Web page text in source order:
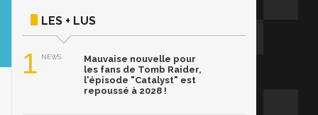
LES + LUS
1 NEWS
Mauvaise nouvelle pour
les fans de Tomb Raider,
l'épisode "Catalyst" est
repoussé à 2028 !